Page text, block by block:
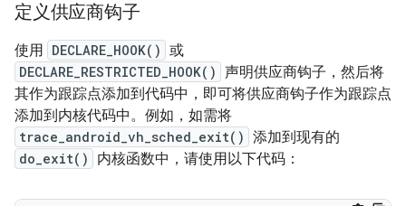
定义供应商钩子
使用 DECLARE_HOOK() 或
DECLARE_RESTRICTED_HOOK() 声明供应商钩子，然后将
其作为跟踪点添加到代码中，即可将供应商钩子作为跟踪点
添加到内核代码中。例如，如需将
trace_android_vh_sched_exit() 添加到现有的
do_exit() 内核函数中，请使用以下代码：